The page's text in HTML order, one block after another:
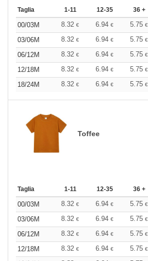
Taglia 1-11 12-35 36 +
00/03M 8.32 € 6.94 € 5.75 €
03/06M
8.32 € 6.94 € 5.75 €
06/12M
8.32 € 6.94 € 5.75 €
12/18M
8.32 € 6.94 € 5.75 €
18/24M
8.32 € 6.94 € 5.75 €
Toffee
Taglia 1-11 12-35 36 +
00/03M 8.32 € 6.94 € 5.75 €
03/06M
8.32 € 6.94 € 5.75 €
06/12M
8.32 € 6.94 € 5.75 €
12/18M
8.32 € 6.94 € 5.75 €